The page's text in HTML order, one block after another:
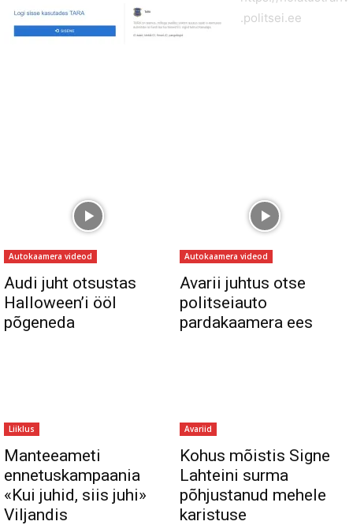
.politsei.ee
Autokaamera videod
Audi juht otsustas
Halloween’i ööl
põgeneda
Autokaamera videod
Avarii juhtus otse
politseiauto
pardakaamera ees
Liiklus
Manteeameti
ennetuskampaania
«Kui juhid, siis juhi»
Viljandis
Avariid
Kohus mõistis Signe
Lahteini surma
põhjustanud mehele
karistuse